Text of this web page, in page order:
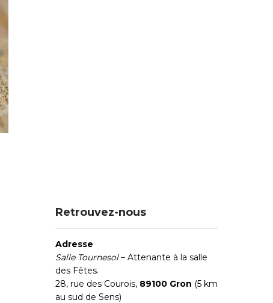
Retrouvez-nous
Adresse
Salle Tournesol– Attenante à la salle
des Fêtes.
28, rue des Courois, 89100 Gron (5 km
au sud de Sens)